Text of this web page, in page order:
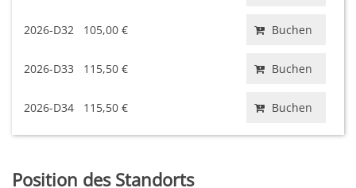
2026-D32 105,00 € Buchen
2026-D33 115,50 € Buchen
2026-D34 115,50 € Buchen
Position des Standorts